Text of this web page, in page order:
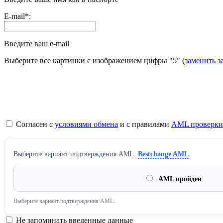
E-mail*:
Введите ваш e-mail
Выберите все картинки с изображением цифры "5" (заменить
Согласен с условиями обмена и с правилами AML проверки
Выберите вариант подтверждения AML: Bestchange AML
AML пройден
Выберите вариант подтверждения AML.
Не запоминать введенные данные